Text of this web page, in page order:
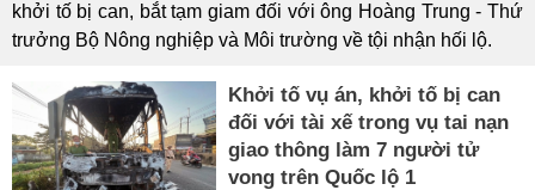
khởi tố bị can, bắt tạm giam đối với ông Hoàng Trung - Thứ
trưởng Bộ Nông nghiệp và Môi trường về tội nhận hối lộ.
Khởi tố vụ án, khởi tố bị can
đối với tài xế trong vụ tai nạn
giao thông làm 7 người tử
vong trên Quốc lộ 1